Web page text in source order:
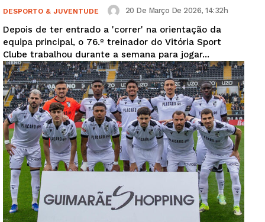
DESPORTO & JUVENTUDE 20 De Março De 2026, 14:32h
Depois de ter entrado a 'correr' na orientação da
equipa principal, o 76.º treinador do Vitória Sport
Clube trabalhou durante a semana para jogar...